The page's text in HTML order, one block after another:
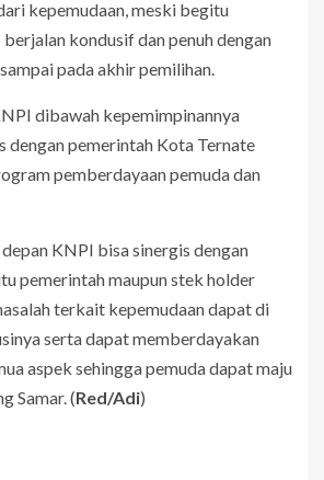
kepemudaan, meski begitu
kondusif dan penuh dengan
pada akhir pemilihan.
dibawah kepemimpinannya
dengan pemerintah Kota Ternate
pemberdayaan pemuda dan
KNPI bisa sinergis dengan
pemerintah maupun stek holder
terkait kepemudaan dapat di
serta dapat memberdayakan
aspek sehingga pemuda dapat maju
Samar. (Red/Adi)